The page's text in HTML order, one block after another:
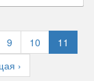
9 10
11
›